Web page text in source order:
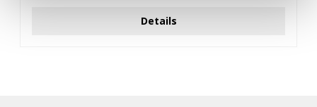
Details